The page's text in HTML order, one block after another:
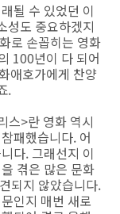
될 수 있었던 이
성도 중요하겠지
로 손꼽히는 영화
100년이 다 되어
애호가에게 찬양
.
스>란 영화 역시
패했습니다. 어
다. 그래선지 이
겪은 많은 문화
되지 않았습니다.
인지 매번 새로